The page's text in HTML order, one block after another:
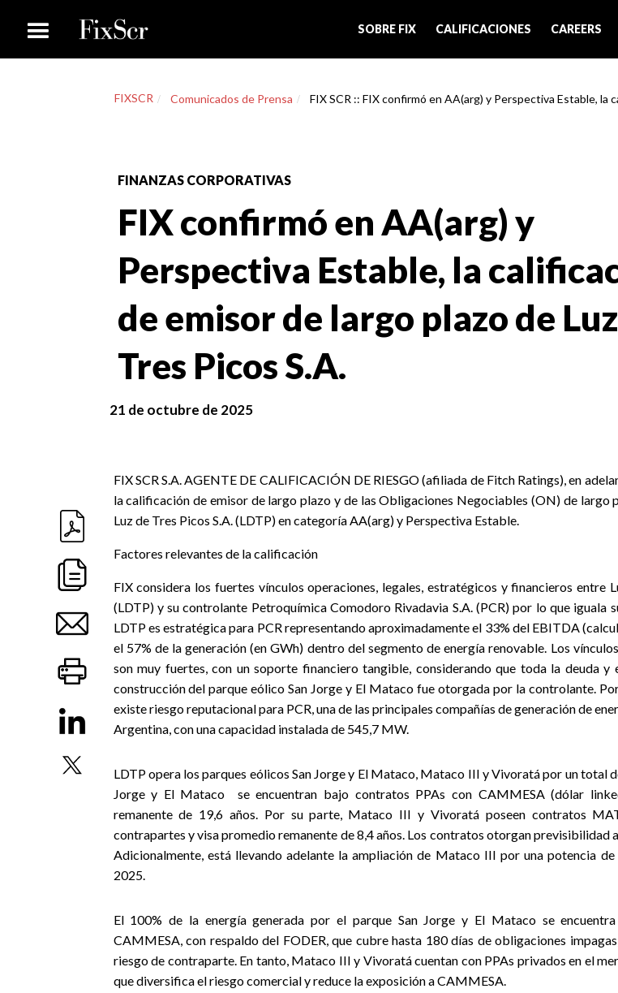
SOBRE FIX CALIFICACIONES CAREERS
FIXSCR Comunicados de Prensa FIX SCR :: FIX confirmó en AA(arg) y Perspectiva Estable, la
FINANZAS CORPORATIVAS
FIX confirmó en AA(arg) y
Perspectiva Estable, la
de emisor de largo plazo de
Tres Picos S.A.
21 de octubre de 2025
FIX SCR S.A. AGENTE DE CALIFICACIÓN DE RIESGO (afiliada de Fitch Ratings), en
la calificación de emisor de largo plazo y de las Obligaciones Negociables (ON) de largo
Luz de Tres Picos S.A. (LDTP) en categoría AA(arg) y Perspectiva Estable.
Factores relevantes de la calificación
FIX considera los fuertes vínculos operaciones, legales, estratégicos y financieros entre
(LDTP) y su controlante Petroquímica Comodoro Rivadavia S.A. (PCR) por lo que iguala
LDTP es estratégica para PCR representando aproximadamente el 33% del EBITDA
el 57% de la generación (en GWh) dentro del segmento de energía renovable. Los
son muy fuertes, con un soporte financiero tangible, considerando que toda la deuda y
construcción del parque eólico San Jorge y El Mataco fue otorgada por la controlante.
existe riesgo reputacional para PCR, una de las principales compañías de generación de
Argentina, con una capacidad instalada de 545,7 MW.
LDTP opera los parques eólicos San Jorge y El Mataco, Mataco III y Vivoratá por un total
Jorge y El Mataco
se encuentran bajo contratos PPAs con CAMMESA (dólar
remanente de 19,6 años. Por su parte, Mataco III y Vivoratá poseen contratos
contrapartes y visa promedio remanente de 8,4 años. Los contratos otorgan previsibilidad
Adicionalmente, está llevando adelante la ampliación de Mataco III por una potencia
2025.
El 100% de la energía generada por el parque San Jorge y El Mataco se
CAMMESA, con respaldo del FODER, que cubre hasta 180 días de obligaciones
riesgo de contraparte. En tanto, Mataco III y Vivoratá cuentan con PPAs privados en el
que diversifica el riesgo comercial y reduce la exposición a CAMMESA.